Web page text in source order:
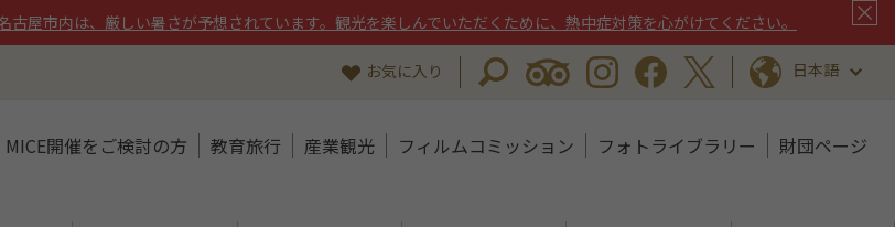
古屋市内は、厳しい暑さが予想されています。観光を楽しんでいただくために、熱中症対策を心がけてください。
お気に入り 日本語
MICE開催をご検討の方 教育旅行 産業観光 フィルムコミッション フォトライブラリー 財団ページ